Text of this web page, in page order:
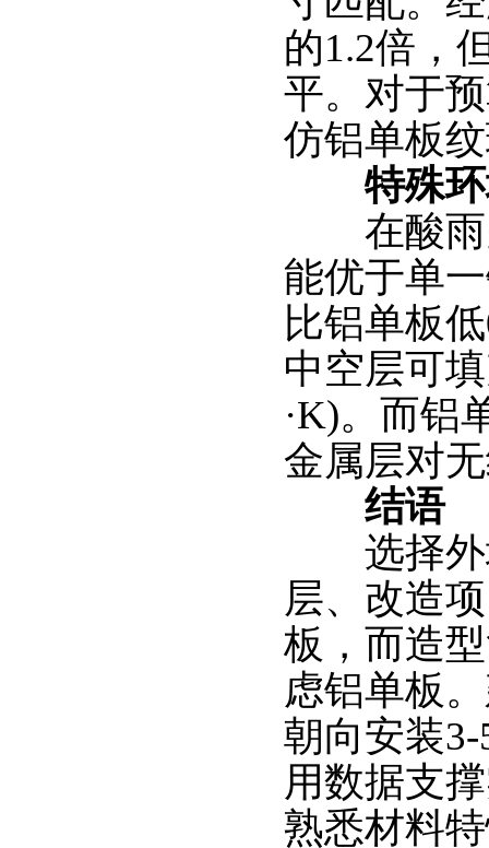
的1.2倍，
平。对于
仿铝单板
特殊
在酸雨多
能优于单
比铝单板
中空层可
·K)。而铝
金属层对
结语
选择外
层、改造
板，而造
虑铝单板
朝向安装
用数据支
熟悉材料